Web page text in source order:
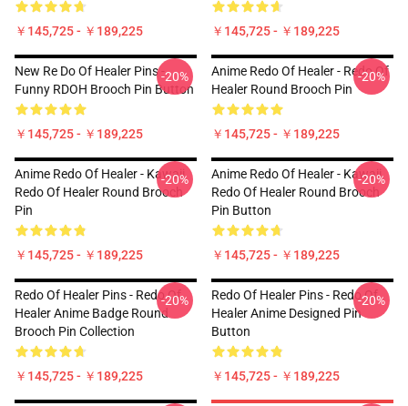
￥145,725 - ￥189,225 ￥145,725 - ￥189,225
New Re Do Of Healer Pins -
Funny RDOH Brooch Pin Button
￥145,725 - ￥189,225
-20%
Anime Redo Of Healer - Redo Of
Healer Round Brooch Pin
￥145,725 - ￥189,225
-20%
Anime Redo Of Healer - Kawaii
Redo Of Healer Round Brooch
Pin
￥145,725 - ￥189,225
-20%
Anime Redo Of Healer - Kawaii
Redo Of Healer Round Brooch
Pin Button
￥145,725 - ￥189,225
-20%
Redo Of Healer Pins - Redo Of
Healer Anime Badge Round
Brooch Pin Collection
￥145,725 - ￥189,225
-20%
Redo Of Healer Pins - Redo Of
Healer Anime Designed Pin
Button
￥145,725 - ￥189,225
-20%